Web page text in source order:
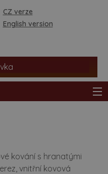
CZ verze
English version
kování s hranatými
vnitřní kovová